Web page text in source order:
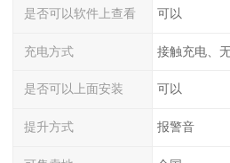
是否可以软件上查看 可以
充电方式 接触充电、
是否可以上面安装 可以
提升方式 报警音